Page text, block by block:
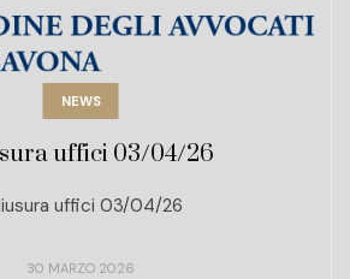
NEWS
uffici 03/04/26
uffici 03/04/26
30 MARZO 2026